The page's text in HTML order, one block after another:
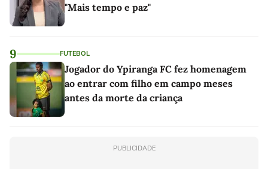
"Mais tempo e paz"
9 FUTEBOL
Jogador do Ypiranga FC fez homenagem
ao entrar com filho em campo meses
antes da morte da criança
PUBLICIDADE